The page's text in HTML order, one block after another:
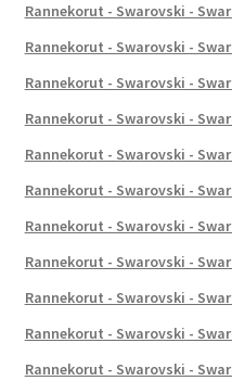
Rannekorut - Swarovski -
Rannekorut - Swarovski -
Rannekorut - Swarovski -
Rannekorut - Swarovski -
Rannekorut - Swarovski -
Rannekorut - Swarovski -
Rannekorut - Swarovski -
Rannekorut - Swarovski -
Rannekorut - Swarovski -
Rannekorut - Swarovski -
Rannekorut - Swarovski -